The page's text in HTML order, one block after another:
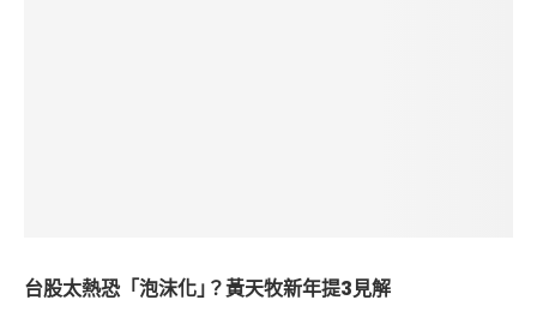
台股太熱恐「泡沫化｣？黃天牧新年提3見解